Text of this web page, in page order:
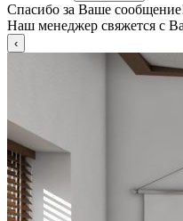
Спасибо за Ваше
Наш менеджер свяжется с